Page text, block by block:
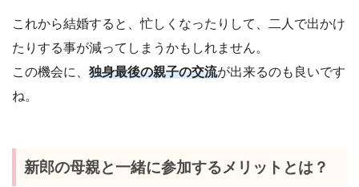
これから結婚すると、忙しくなったりして、二人で出かけ
たりする事が減ってしまうかもしれません。
この機会に、 独身最後の親子の交流が出来るのも良いです
ね。
新郎の母親と一緒に参加するメリットとは？